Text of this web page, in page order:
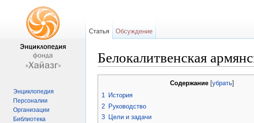
Белокалитвенская
Содержание убрать
1 История
2 Руководство
3 Цели и задачи
Статья Обсуждение
Энциклопедия
Персоналии
Организации
Библиотека